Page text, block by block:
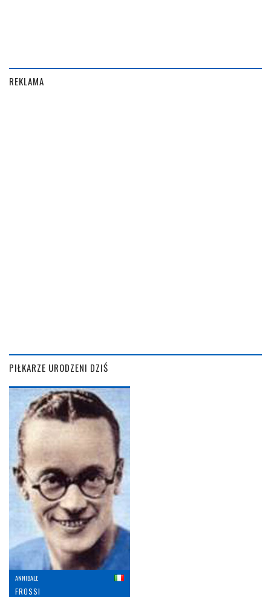
REKLAMA
PIŁKARZE URODZENI DZIŚ
ANNIBALE
FROSSI